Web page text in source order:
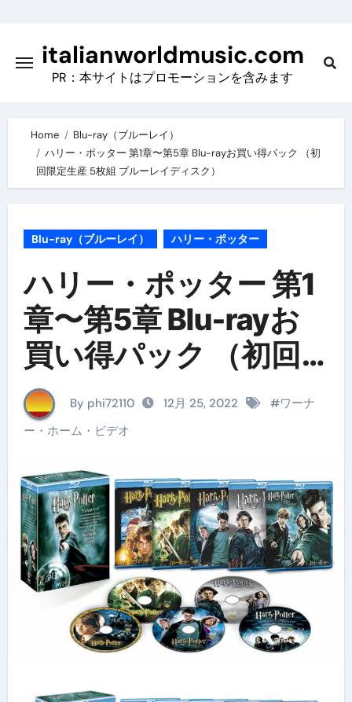
contentitalianworldmusic.com
PR：本サイトはプロモーションを含みます
Home
Blu-ray（ブルーレイ）
ハリー・ポッター 第1章〜第5章 Blu-rayお買い得パック （初
回限定生産 5枚組 ブルーレイディスク）
Blu-ray（ブルーレイ） ハリー・ポッター
ハリー・ポッター 第1
章〜第5章 Blu-rayお
買い得パック （初回
限定生産 5枚組 ブルー
レイディスク）
By phi72110 12月 25, 2022 #ワーナ
ー・ホーム・ビデオ